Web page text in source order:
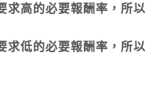
求高的必要報酬率，所以
求低的必要報酬率，所以